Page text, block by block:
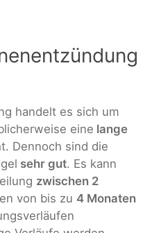
handelt es sich um
eine lange
Dennoch sind die
sehr gut. Es kann
zwischen 2
von bis zu 4 Monaten